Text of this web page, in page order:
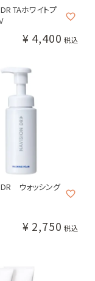
REVISION SKINCAREリ
Wakasapri
TAホワイトプ
¥ 4,400 税込
ウォッシング
¥ 2,750 税込